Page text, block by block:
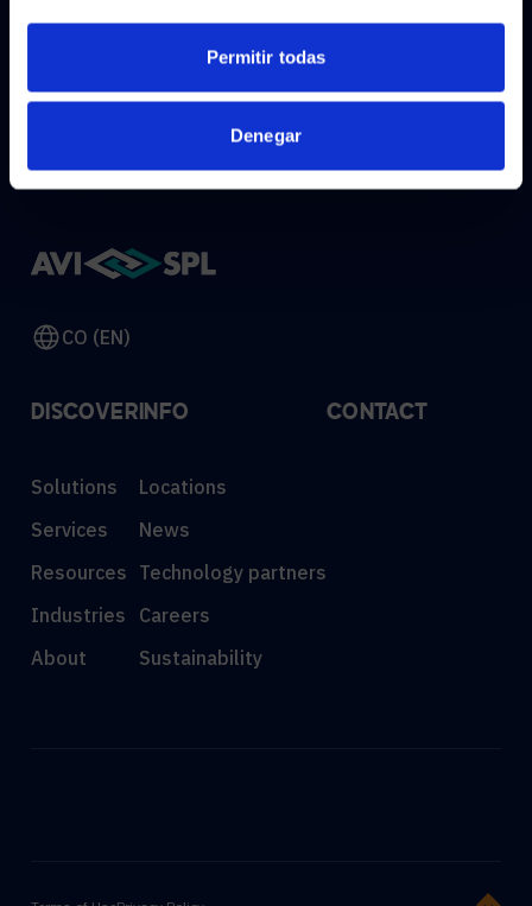
Permitir todas
Denegar
CONTACT US HELP DESK
CO (EN)
DISCOVER
Solutions
Services
Resources
Industries
About
INFO
Locations
News
Technology partners
Careers
Sustainability
CONTACT